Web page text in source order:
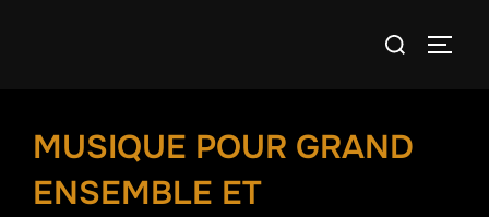
Rechercher :
MUSIQUE POUR GRAND
ENSEMBLE ET